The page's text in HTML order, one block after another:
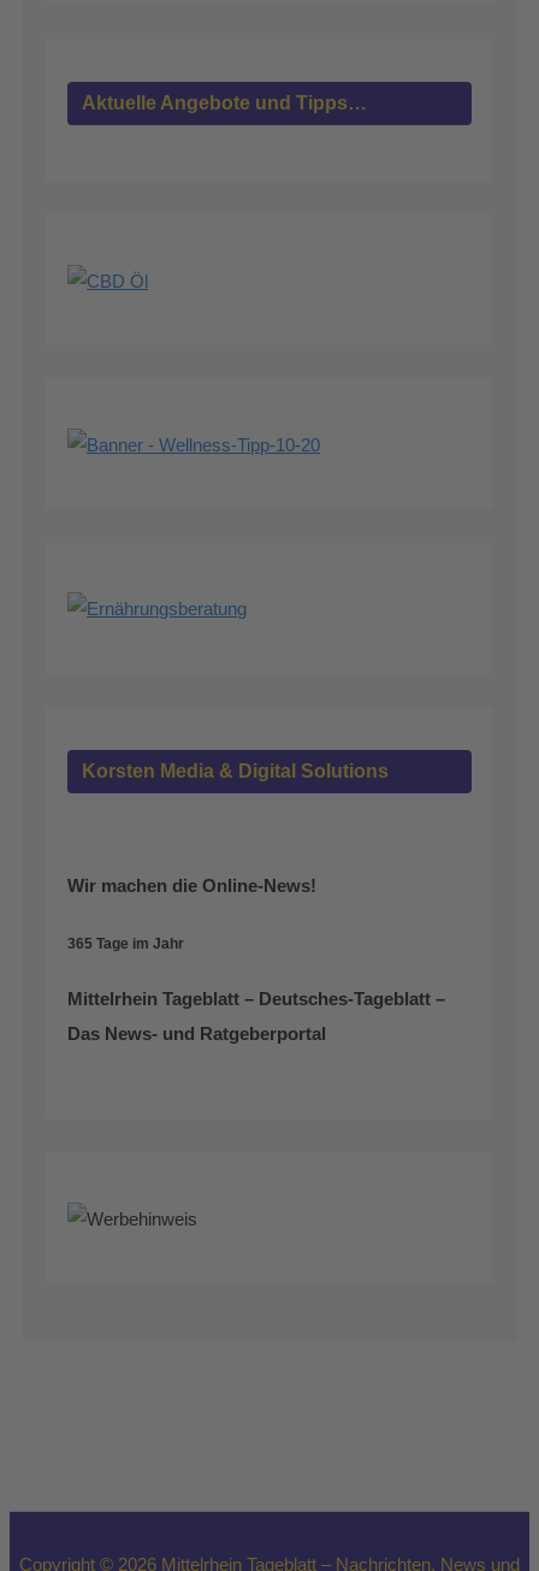
Aktuelle Angebote und Tipps…
Korsten Media & Digital Solutions
Wir machen die Online-News!
365 Tage im Jahr
Mittelrhein Tageblatt – Deutsches-Tageblatt –
Das News- und Ratgeberportal
Copyright © 2026 Mittelrhein Tageblatt – Nachrichten, News und